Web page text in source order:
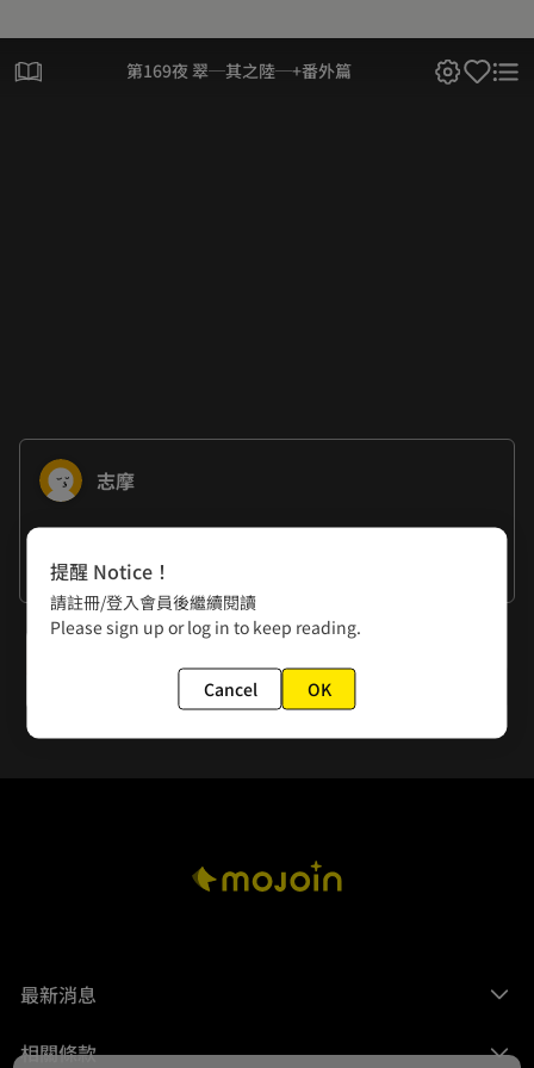
第169夜 翠─其之陸─+番外篇
志摩
謝謝大家
下一話
第170夜 冬
最新消息
相關條款
提醒 Notice！
請註冊/登入會員後繼續閱讀
Please sign up or log in to keep reading.
Cancel OK